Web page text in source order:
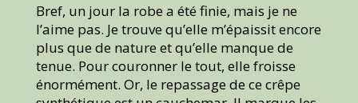
Bref, un jour la robe a été finie, mais je ne
l’aime pas. Je trouve qu’elle m’épaissit encore
plus que de nature et qu’elle manque de
tenue. Pour couronner le tout, elle froisse
énormément. Or, le repassage de ce crêpe